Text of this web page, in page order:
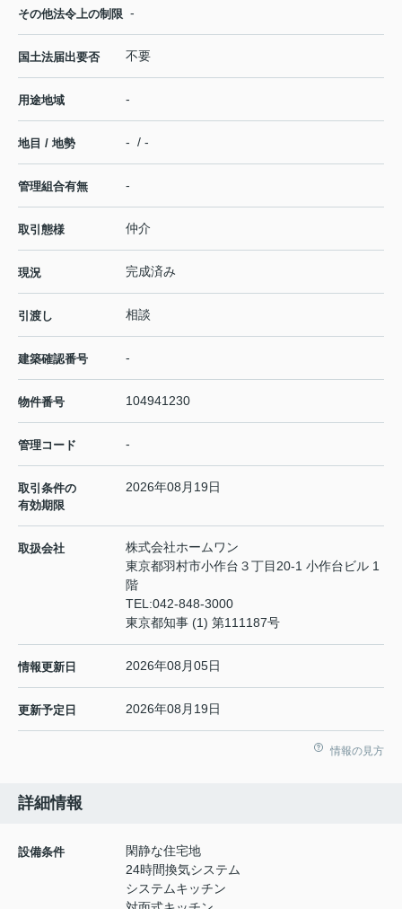
その他法令上の制限 -
国土法届出要否 不要
用途地域 -
地目 / 地勢 - / -
管理組合有無 -
取引態様 仲介
現況 完成済み
引渡し 相談
建築確認番号 -
物件番号 104941230
管理コード -
取引条件の
有効期限
2026年08月19日
取扱会社
株式会社ホームワン
東京都羽村市小作台３丁目20-1 小作台ビル 1
階
TEL:042-848-3000
東京都知事 (1) 第111187号
情報更新日 2026年08月05日
更新予定日 2026年08月19日
情報の見方
詳細情報
設備条件
閑静な住宅地
24時間換気システム
システムキッチン